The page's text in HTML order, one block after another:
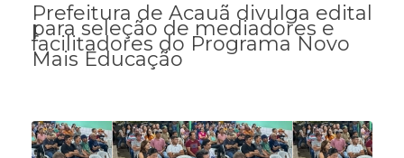
Prefeitura de Acauã divulga edital
para seleção de mediadores e
facilitadores do Programa Novo
Mais Educação